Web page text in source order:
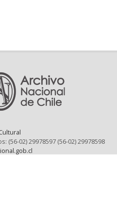
(56-02) 29978597 (56-02) 29978598